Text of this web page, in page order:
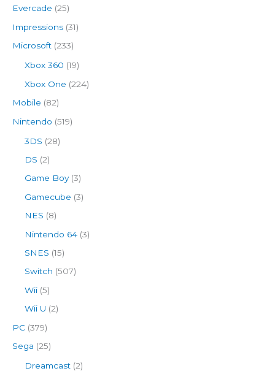
Evercade (25)
Impressions (31)
Microsoft (233)
Xbox 360 (19)
Xbox One (224)
Mobile (82)
Nintendo (519)
3DS (28)
DS (2)
Game Boy(3)
Gamecube (3)
NES (8)
Nintendo 64 (3)
SNES (15)
Switch (507)
Wii (5)
Wii U (2)
PC (379)
Sega (25)
Dreamcast (2)